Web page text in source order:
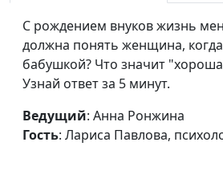
Отношения отцов и
дочерей
Анна
Чего боится
женщина?
С рождением внуков жизнь
должна понять женщина,
бабушкой? Что значит
Узнай ответ за 5 минут.
Ведущий: Анна Ронжина
Гость: Лариса Павлова,